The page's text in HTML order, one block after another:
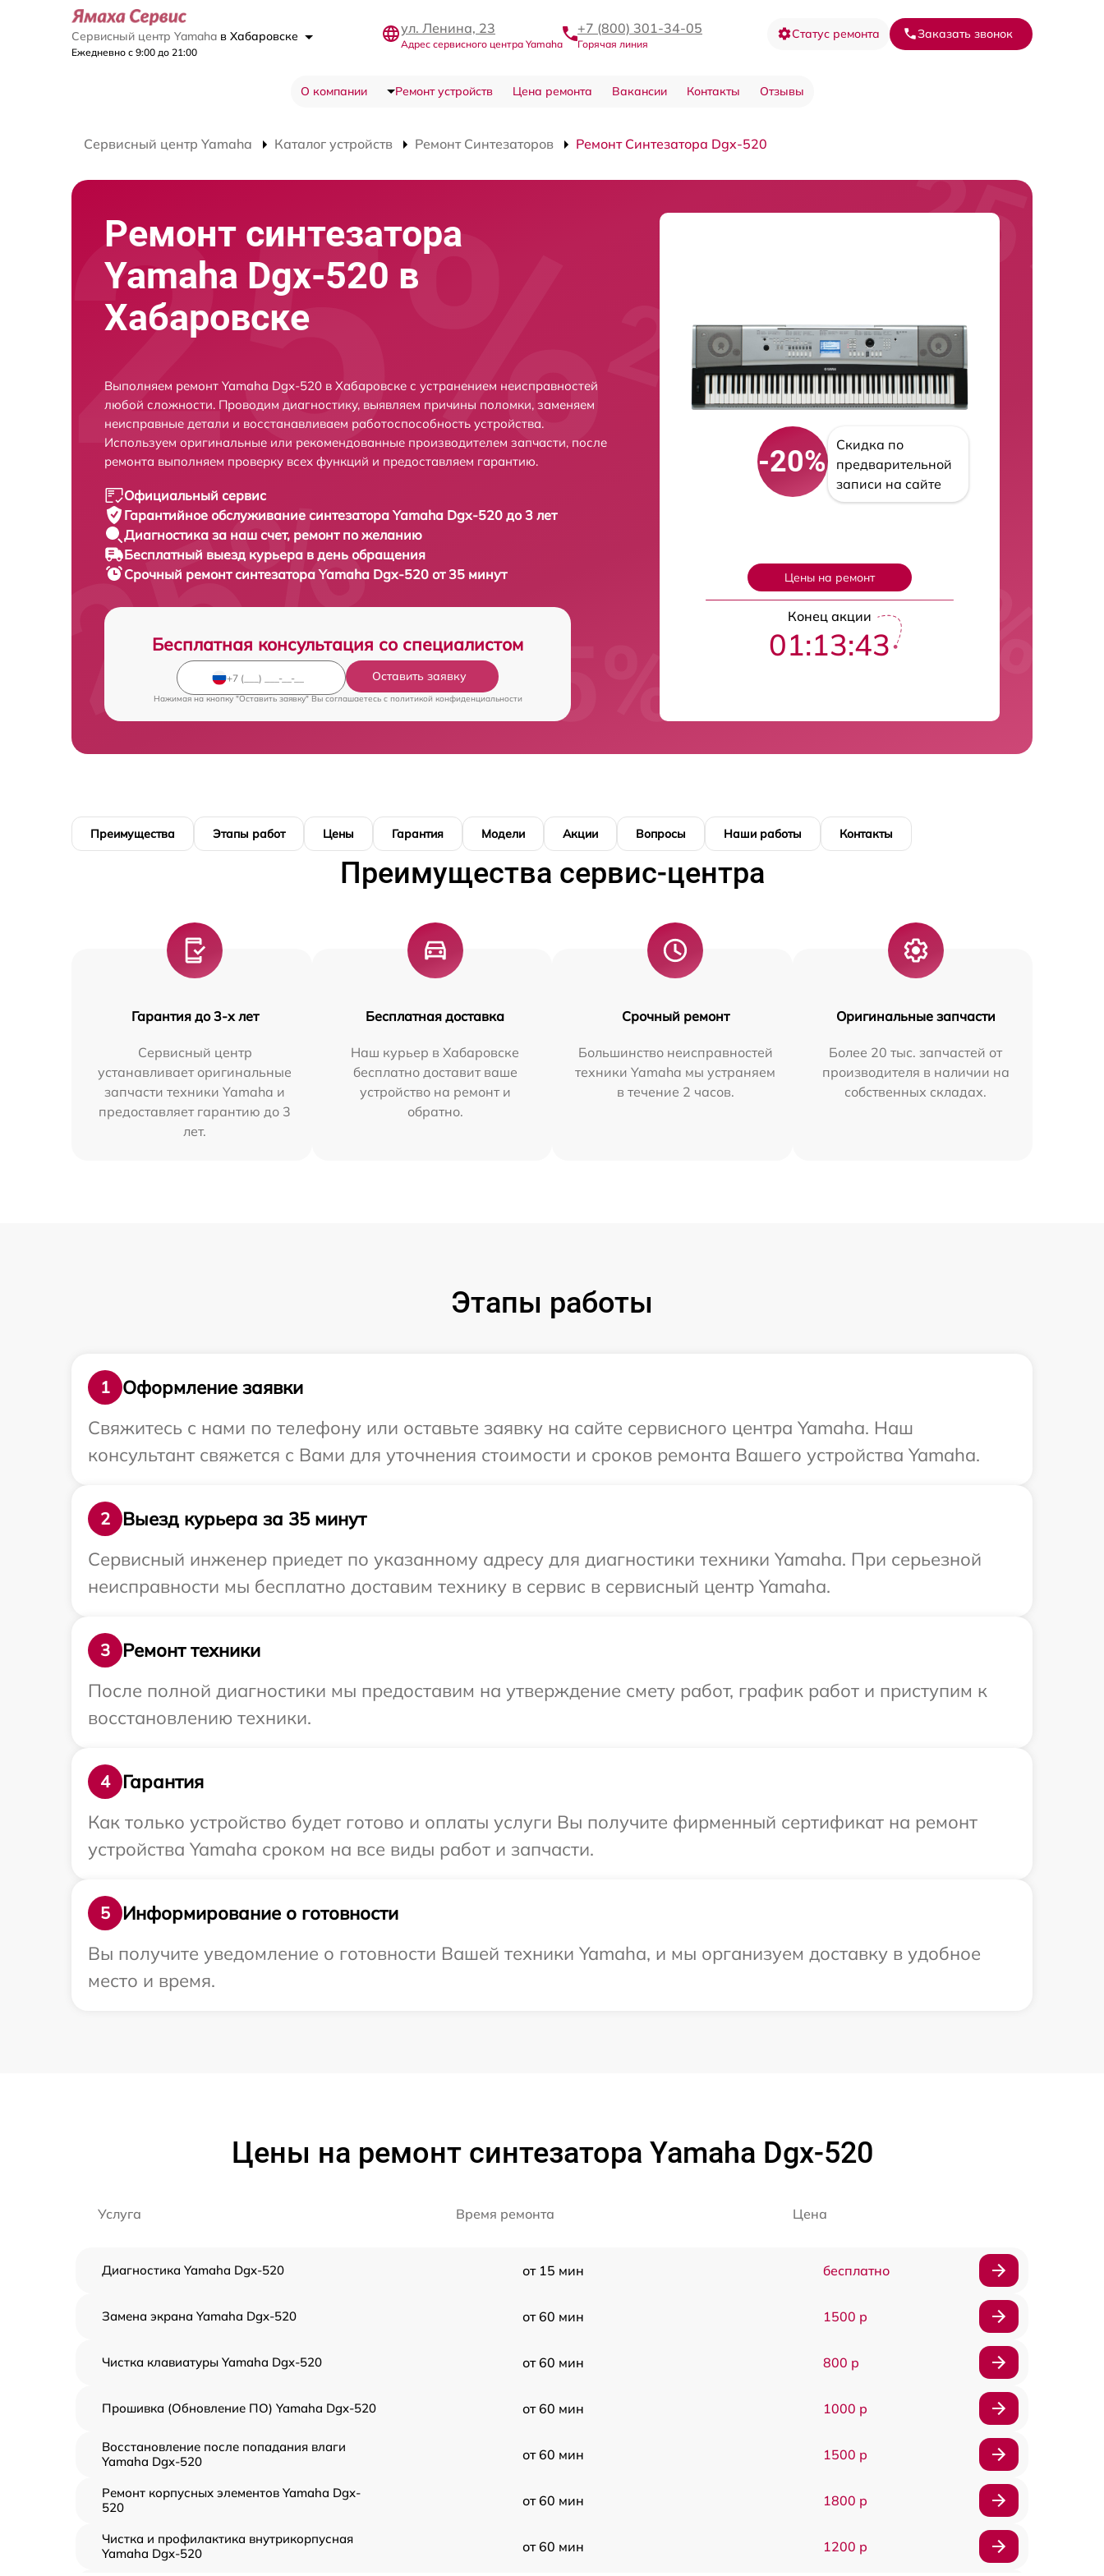
Сервисный центр Yamaha в Хабаровске
Ежедневно с 9:00 до 21:00
ул. Ленина, 23
Адрес сервисного центра Yamaha
+7 (800) 301-34-05
Горячая линия
Статус ремонта Заказать звонок
О компании Ремонт устройств Цена ремонта Вакансии Контакты Отзывы
Сервисный центр Yamaha Каталог устройств Ремонт Синтезаторов Ремонт Синтезатора Dgx-520
Ремонт синтезатора
Yamaha Dgx-520 в
Хабаровске
Выполняем ремонт Yamaha Dgx-520 в Хабаровске с устранением неисправностей
любой сложности. Проводим диагностику, выявляем причины поломки, заменяем
неисправные детали и восстанавливаем работоспособность устройства.
Используем оригинальные или рекомендованные производителем запчасти, после
ремонта выполняем проверку всех функций и предоставляем гарантию.
Официальный сервис
Гарантийное обслуживание синтезатора Yamaha Dgx-520 до 3 лет
Диагностика за наш счет, ремонт по желанию
Бесплатный выезд курьера в день обращения
Срочный ремонтсинтезатора Yamaha Dgx-520 от 35 минут
Бесплатная консультация со специалистом
Оставить заявку
Нажимая на кнопку "Оставить заявку" Вы соглашаетесь c политикой конфиденциальности
-20%
Скидка по
предварительной
записи на сайте
Цены на ремонт
Конец акции
01:13:41
Преимущества Этапы работ Цены Гарантия Модели Акции Вопросы Наши работы Контакты
Преимущества сервис-центра
Гарантия до 3-х лет
Сервисный центр
устанавливает оригинальные
запчасти техники Yamaha и
предоставляет гарантию до 3
лет.
Бесплатная доставка
Наш курьер в Хабаровске
бесплатно доставит ваше
устройство на ремонт и
обратно.
Срочный ремонт
Большинство неисправностей
техники Yamaha мы устраняем
в течение 2 часов.
Оригинальные запчасти
Более 20 тыс. запчастей от
производителя в наличии на
собственных складах.
Этапы работы
1
Оформление заявки
Свяжитесь с нами по телефону или оставьте заявку на сайте сервисного центра Yamaha. Наш
консультант свяжется с Вами для уточнения стоимости и сроков ремонта Вашего устройства Yamaha.
2
Выезд курьера за 35 минут
Сервисный инженер приедет по указанному адресу для диагностики техники Yamaha. При серьезной
неисправности мы бесплатно доставим технику в сервис в сервисный центр Yamaha.
3
Ремонт техники
После полной диагностики мы предоставим на утверждение смету работ, график работ и приступим к
восстановлению техники.
4
Гарантия
Как только устройство будет готово и оплаты услуги Вы получите фирменный сертификат на ремонт
устройства Yamaha сроком на все виды работ и запчасти.
5
Информирование о готовности
Вы получите уведомление о готовности Вашей техники Yamaha, и мы организуем доставку в удобное
место и время.
Цены на ремонт синтезатора Yamaha Dgx-520
Услуга Время ремонта Цена
Диагностика Yamaha Dgx-520 от 15 мин бесплатно
Замена экрана Yamaha Dgx-520 от 60 мин 1500 р
Чистка клавиатуры Yamaha Dgx-520 от 60 мин 800 р
Прошивка (Обновление ПО) Yamaha Dgx-520 от 60 мин 1000 р
Восстановление после попадания влаги
Yamaha Dgx-520
от 60 мин 1500 р
Ремонт корпусных элементов Yamaha Dgx-
520
от 60 мин 1800 р
Чистка и профилактика внутрикорпусная
Yamaha Dgx-520
от 60 мин 1200 р